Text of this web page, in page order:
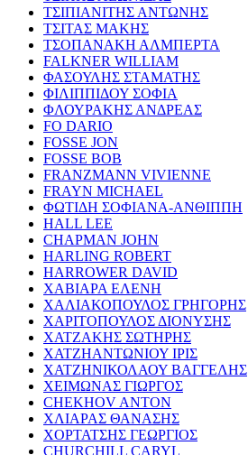
ΤΣΙΠΙΑΝΙΤΗΣ ΑΝΤΩΝΗΣ
ΤΣΙΤΑΣ ΜΑΚΗΣ
ΤΣΟΠΑΝΑΚΗ ΑΛΜΠΕΡΤΑ
FALKNER WILLIAM
ΦΑΣΟΥΛΗΣ ΣΤΑΜΑΤΗΣ
ΦΙΛΙΠΠΙΔΟΥ ΣΟΦΙΑ
ΦΛΟΥΡΑΚΗΣ ΑΝΔΡΕΑΣ
FO DARIO
FOSSE JON
FOSSE BOB
FRANZMANN VIVIENNE
FRAYN MICHAEL
ΦΩΤΙΔΗ ΣΟΦΙΑΝΑ-ΑΝΘΙΠΠΗ
HALL LEE
CHAPMAN JOHN
HARLING ROBERT
HARROWER DAVID
ΧΑΒΙΑΡΑ ΕΛΕΝΗ
ΧΑΛΙΑΚΟΠΟΥΛΟΣ ΓΡΗΓΟΡΗΣ
ΧΑΡΙΤΟΠΟΥΛΟΣ ΔΙΟΝΥΣΗΣ
ΧΑΤΖΑΚΗΣ ΣΩΤΗΡΗΣ
ΧΑΤΖΗΑΝΤΩΝΙΟΥ ΙΡΙΣ
ΧΑΤΖΗΝΙΚΟΛΑΟΥ ΒΑΓΓΕΛΗΣ
ΧΕΙΜΩΝΑΣ ΓΙΩΡΓΟΣ
CHEKHOV ANTON
ΧΛΙΑΡΑΣ ΘΑΝΑΣΗΣ
ΧΟΡΤΑΤΣΗΣ ΓΕΩΡΓΙΟΣ
CHURCHILL CARYL